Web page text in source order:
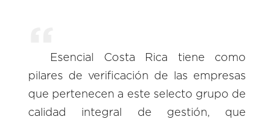
Esencial Costa Rica tiene como
pilares de verificación de las empresas
que pertenecen a este selecto grupo de
calidad integral de gestión, que